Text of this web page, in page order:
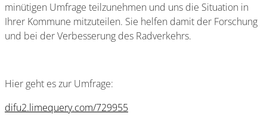
minütigen Umfrage teilzunehmen und uns die Situation in
Ihrer Kommune mitzuteilen. Sie helfen damit der Forschung
und bei der Verbesserung des Radverkehrs.
Hier geht es zur Umfrage:
difu2.limequery.com/729955